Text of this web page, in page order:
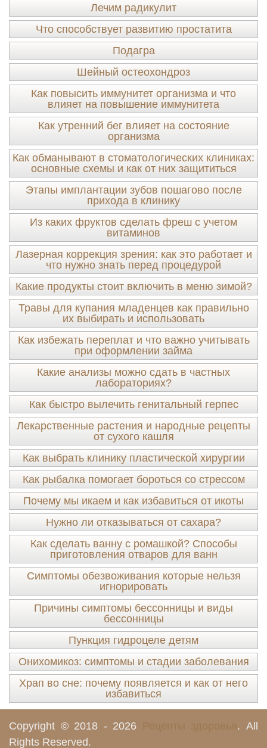
Лечим радикулит
Что способствует развитию простатита
Подагра
Шейный остеохондроз
Как повысить иммунитет организма и что
влияет на повышение иммунитета
Как утренний бег влияет на состояние
организма
Как обманывают в стоматологических клиниках:
основные схемы и как от них защититься
Этапы имплантации зубов пошагово после
прихода в клинику
Из каких фруктов сделать фреш с учетом
витаминов
Лазерная коррекция зрения: как это работает и
что нужно знать перед процедурой
Какие продукты стоит включить в меню зимой?
Травы для купания младенцев как правильно
их выбирать и использовать
Как избежать переплат и что важно учитывать
при оформлении займа
Какие анализы можно сдать в частных
лабораториях?
Как быстро вылечить генитальный герпес
Лекарственные растения и народные рецепты
от сухого кашля
Как выбрать клинику пластической хирургии
Как рыбалка помогает бороться со стрессом
Почему мы икаем и как избавиться от икоты
Нужно ли отказываться от сахара?
Как сделать ванну с ромашкой? Способы
приготовления отваров для ванн
Симптомы обезвоживания которые нельзя
игнорировать
Причины симптомы бессонницы и виды
бессонницы
Пункция гидроцеле детям
Онихомикоз: симптомы и стадии заболевания
Храп во сне: почему появляется и как от него
избавиться
Copyright © 2018 - 2026 Рецепты здоровья. All
Rights Reserved.